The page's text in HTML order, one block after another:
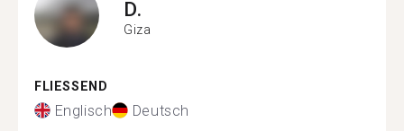
D.
Giza
FLIESSEND
Englisch Deutsch